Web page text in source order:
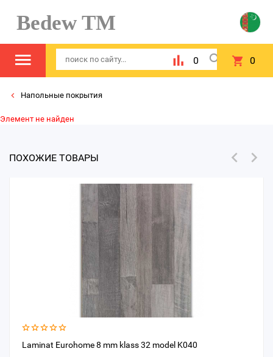
Bedew TM
0 0
Напольные покрытия
Элемент не найден
ПОХОЖИЕ ТОВАРЫ
Laminat Eurohome 8 mm klass 32 model K040